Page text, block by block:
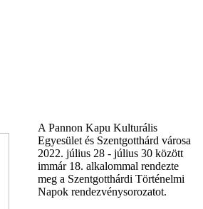
A Pannon Kapu Kulturális
Egyesület és Szentgotthárd városa
2022. július 28 - július 30 között
immár 18. alkalommal rendezte
meg a Szentgotthárdi Történelmi
Napok rendezvénysorozatot.